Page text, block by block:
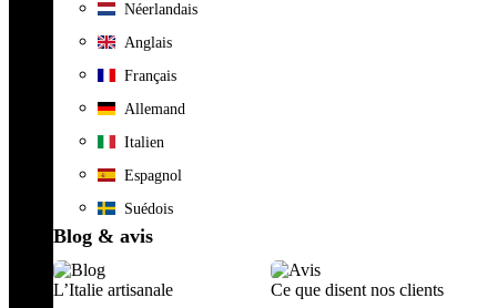
Néerlandais
Anglais
Français
Allemand
Italien
Espagnol
Suédois
Blog & avis
L’Italie artisanale
Ce que disent nos clients